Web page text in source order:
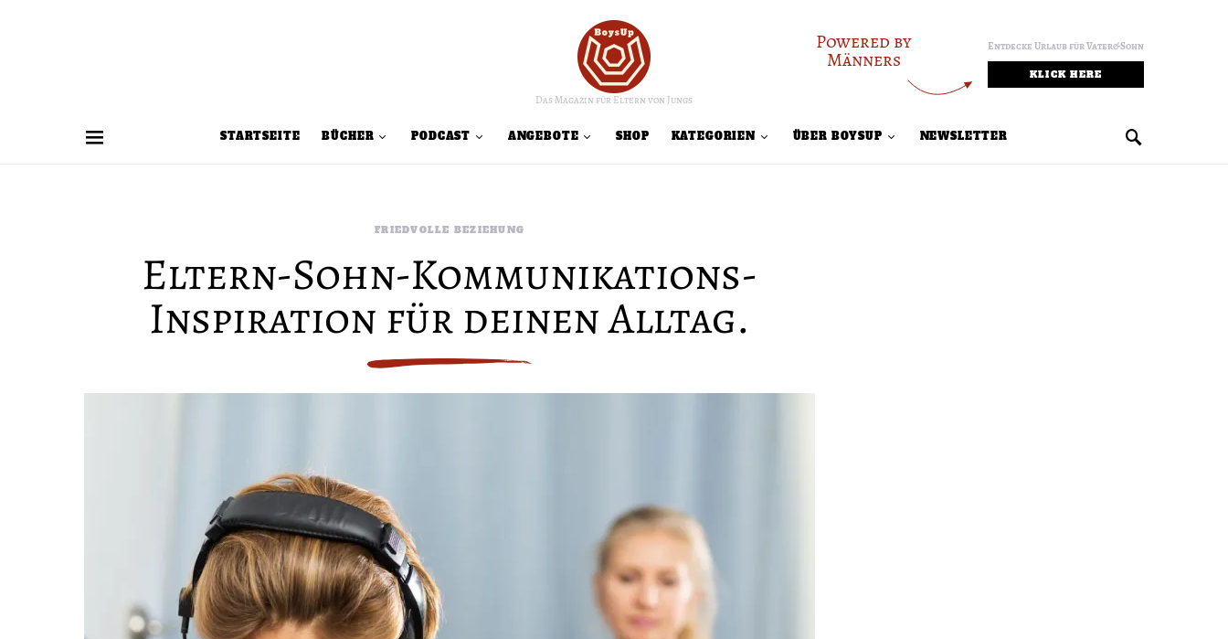
Das Magazin für Eltern von Jungs
Powered by
Männers
Entdecke Urlaub für Vater&Sohn
KLICK HERE
STARTSEITE BÜCHER PODCAST ANGEBOTE SHOP KATEGORIEN ÜBER BOYSUP NEWSLETTER
FRIEDVOLLE BEZIEHUNG
Eltern-Sohn-Kommunikations-
Inspiration für deinen Alltag.